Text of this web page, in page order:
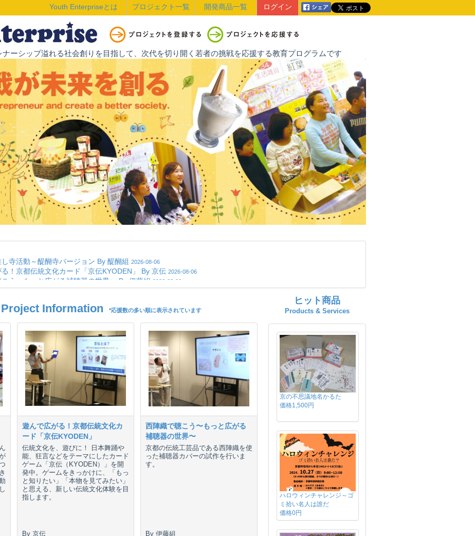
Youth Enterpriseとは プロジェクト一覧 開発商品一覧 ログイン
ーシップ溢れる社会創りを目指して、次代を切り開く若者の挑戦を応援する教育プログラムです
Information *応援数の多い順に表示されています
遊んで広がる！京都伝統文化カ
ード「京伝KYODEN」
伝統文化を、遊びに！ 日本舞踊や
能、狂言などをテーマにしたカード
ゲーム「京伝（KYODEN）」を開
発中。ゲームをきっかけに、「もっ
と知りたい」「本物を見てみたい」
と思える、新しい伝統文化体験を目
指します。
By 京伝
西陣織で聴こう〜もっと広がる
補聴器の世界〜
京都の伝統工芸品である西陣織を使
った補聴器カバーの試作を行いま
す。
By 伊藤組
ヒット商品
Products & Services
京の不思議地名かるた
価格1,500円
ハロウィンチャレンジ～ゴ
ミ拾い名人は誰だ
価格0円